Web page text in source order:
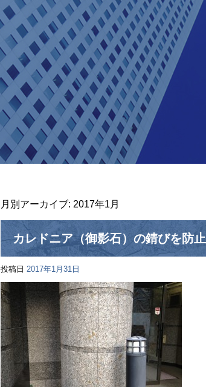
月別アーカイブ: 2017年1月
カレドニア（御影石）の錆びを防止
投稿日 2017年1月31日